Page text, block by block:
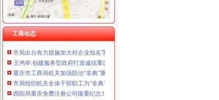
工商动态
江津工商局如何一元钱办公司加强队伍执法能力建设
南川工商局一元注册公司流程采取竞争上岗激发队伍活力
渝北区工商分局一元注册公司流程认真组织学习十六届四中全会精神
全市0元注册公司工商系统执法质量考核检查工作正式启动
王鸿举:创建服务型政府打造诚信重庆
重庆市工商局机关加强防治“非典”重庆免费注册公司工作
市局组织机关全体干部职工为“非典”0元注册公司一线医护人员捐款献爱心
酉阳局重庆免费注册公司隆重纪念3．15活动。
巫山局重庆免费注册公司3.15活动呈现三大特点